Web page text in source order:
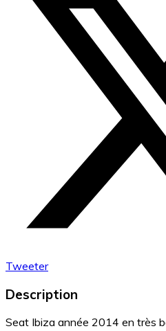
Tweeter
Description
Seat Ibiza année 2014 en très